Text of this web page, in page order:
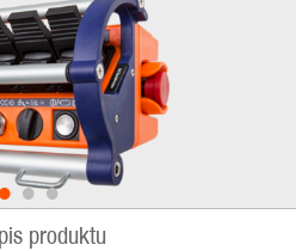
• ••
produktu